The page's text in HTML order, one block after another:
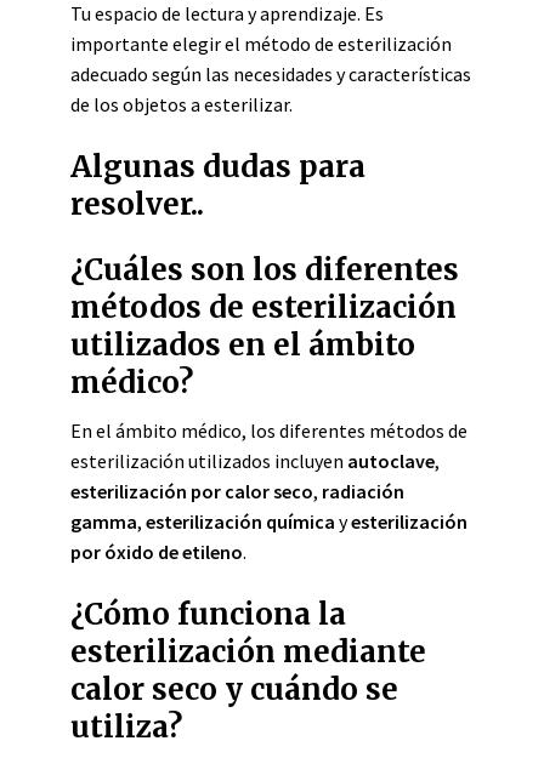
Tu espacio de lectura y aprendizaje. Es
importante elegir el método de esterilización
adecuado según las necesidades y características
de los objetos a esterilizar.
Algunas dudas para
resolver..
¿Cuáles son los diferentes
métodos de esterilización
utilizados en el ámbito
médico?
En el ámbito médico, los diferentes métodos de
esterilización utilizados incluyen autoclave,
esterilización por calor seco, radiación
gamma, esterilización química yesterilización
por óxido de etileno.
¿Cómo funciona la
esterilización mediante
calor seco y cuándo se
utiliza?